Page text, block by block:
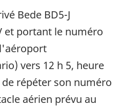
Bede BD5-J
et portant le numéro
vers 12 h 5, heure
répéter son numéro
aérien prévu au